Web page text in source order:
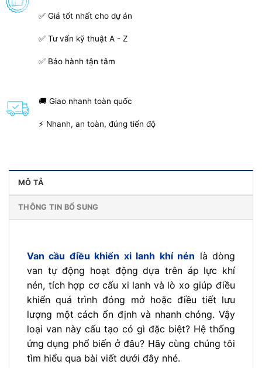
✅ Giá tốt nhất cho dự án
✅ Tư vấn kỹ thuật A - Z
✅ Bảo hành tận tâm
🚚 Giao nhanh toàn quốc
⚡ Nhanh, an toàn, đúng tiến độ
MÔ TẢ
THÔNG TIN BỔ SUNG
Van cầu điều khiển xi lanh khí nén là dòng
van tự động hoạt động dựa trên áp lực khí
nén, tích hợp cơ cấu xi lanh và lò xo giúp điều
khiển quá trình đóng mở hoặc điều tiết lưu
lượng một cách ổn định và nhanh chóng. Vậy
loại van này cấu tạo có gì đặc biệt? Hệ thống
ứng dụng phổ biến ở đâu? Hãy cùng chúng tôi
tìm hiểu qua bài viết dưới đây nhé.